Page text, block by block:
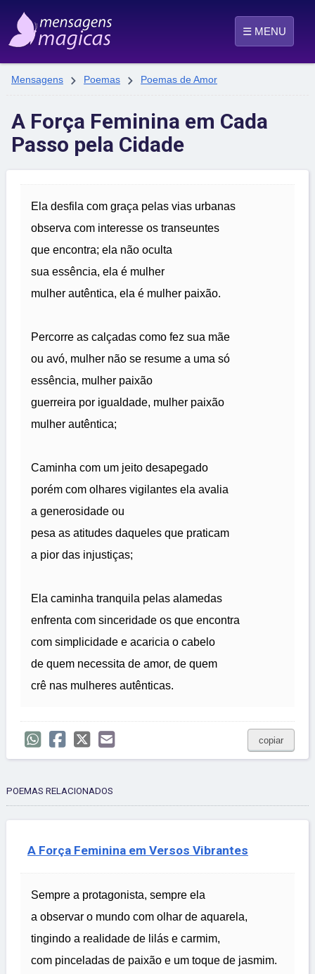
☰ MENU
Mensagens  Poemas  Poemas de Amor
A Força Feminina em Cada
Passo pela Cidade
Ela desfila com graça pelas vias urbanas
observa com interesse os transeuntes
que encontra; ela não oculta
sua essência, ela é mulher
mulher autêntica, ela é mulher paixão.
Percorre as calçadas como fez sua mãe
ou avó, mulher não se resume a uma só
essência, mulher paixão
guerreira por igualdade, mulher paixão
mulher autêntica;
Caminha com um jeito desapegado
porém com olhares vigilantes ela avalia
a generosidade ou
pesa as atitudes daqueles que praticam
a pior das injustiças;
Ela caminha tranquila pelas alamedas
enfrenta com sinceridade os que encontra
com simplicidade e acaricia o cabelo
de quem necessita de amor, de quem
crê nas mulheres autênticas.
copiar
POEMAS RELACIONADOS
A Força Feminina em Versos Vibrantes
Sempre a protagonista, sempre ela
a observar o mundo com olhar de aquarela,
tingindo a realidade de lilás e carmim,
com pinceladas de paixão e um toque de jasmim.